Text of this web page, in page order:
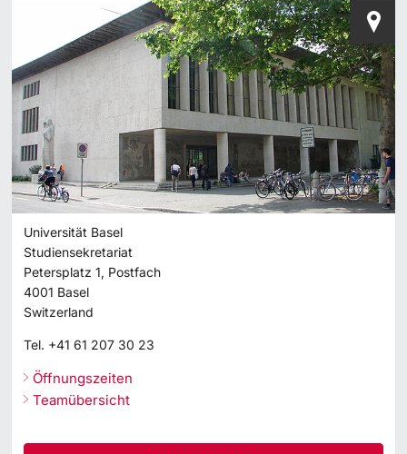
Universität Basel
Studiensekretariat
Petersplatz 1, Postfach
4001 Basel
Switzerland
Tel. +41 61 207 30 23
Öffnungszeiten
Teamübersicht